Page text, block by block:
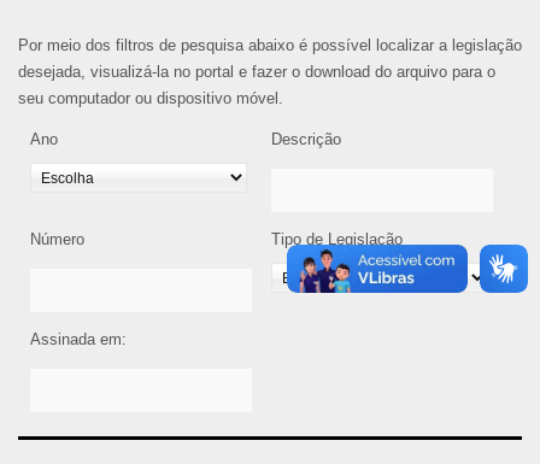
Por meio dos filtros de pesquisa abaixo é possível localizar a legislação
desejada, visualizá-la no portal e fazer o download do arquivo para o
seu computador ou dispositivo móvel.
Ano Descrição
Número Tipo de Legislação
Assinada em: